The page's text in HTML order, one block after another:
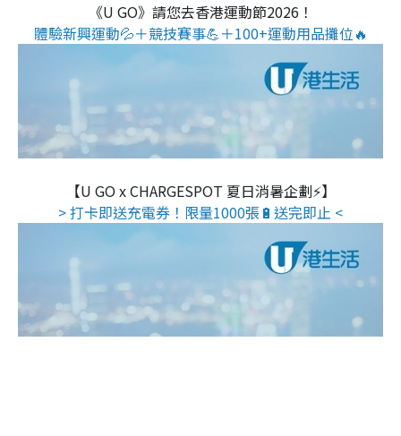
《U GO》請您去香港運動節2026！
體驗新興運動💦＋競技賽事💪＋100+運動用品攤位🔥
【U GO x CHARGESPOT 夏日消暑企劃⚡】
> 打卡即送充電券！限量1000張🔋送完即止 <